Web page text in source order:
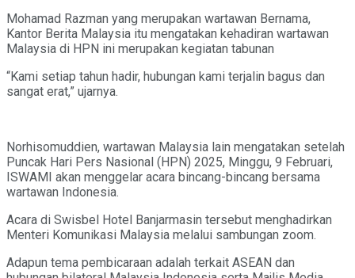
Mohamad Razman yang merupakan wartawan Bernama,
Kantor Berita Malaysia itu mengatakan kehadiran wartawan
Malaysia di HPN ini merupakan kegiatan tabunan
“Kami setiap tahun hadir, hubungan kami terjalin bagus dan
sangat erat,” ujarnya.
Norhisomuddien, wartawan Malaysia lain mengatakan setelah
Puncak Hari Pers Nasional (HPN) 2025, Minggu, 9 Februari,
ISWAMI akan menggelar acara bincang-bincang bersama
wartawan Indonesia.
Acara di Swisbel Hotel Banjarmasin tersebut menghadirkan
Menteri Komunikasi Malaysia melalui sambungan zoom.
Adapun tema pembicaraan adalah terkait ASEAN dan